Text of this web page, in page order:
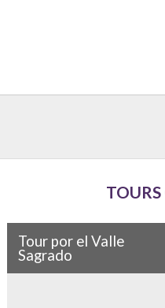
Tour por el Valle
Sagrado